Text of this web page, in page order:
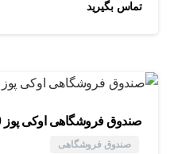
تماس بگیرید
صندوق فروشگاهی اوکی پوز W-185 J1900
صندوق فروشگاهی